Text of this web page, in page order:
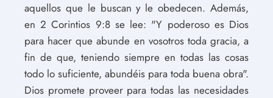
aquellos que le buscan y le obedecen. Además,
en 2 Corintios 9:8 se lee: "Y poderoso es Dios
para hacer que abunde en vosotros toda gracia, a
fin de que, teniendo siempre en todas las cosas
todo lo suficiente, abundéis para toda buena obra".
Dios promete proveer para todas las necesidades